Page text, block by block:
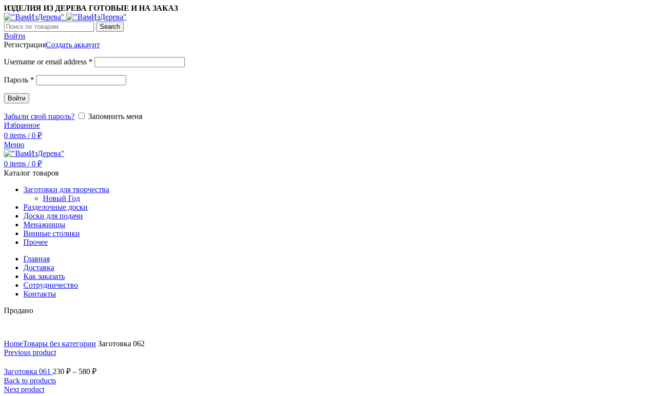
ИЗДЕЛИЯ ИЗ ДЕРЕВА ГОТОВЫЕ И НА ЗАКАЗ
Search
Войти
РегистрацияСоздать аккаунт
Username or email address *
Пароль *
Войти
Забыли свой пароль?
Запомнить меня
Избранное
0 items / 0 ₽
Меню
0 items / 0 ₽
Каталог товаров
Заготовки для творчества
Новый Год
Разделочные доски
Доски для подачи
Менажницы
Винные столики
Прочее
Главная
Доставка
Как заказать
Сотрудничество
Контакты
Продано
HomeТовары без категории Заготовка 062
Previous product
Заготовка 061 230 ₽ – 580 ₽
Back to products
Next product